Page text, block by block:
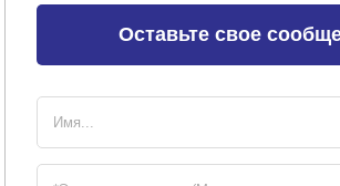
Оставьте свое